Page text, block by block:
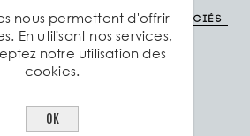
technique Produits associés
treillis soudé d’Aciers
est une armature en
nous permettent d'offrir
En utilisant nos services,
notre utilisation des
cookies.
OK